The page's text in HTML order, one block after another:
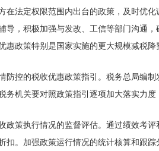
在法定权限范围内出台的政策，及时优
导，积极加强与发改、工信等部门沟通
惠政策特别是国家实施的更大规模减税
防控的税收优惠政策指引。 税务总局编
务机关要对照政策指引逐项加大落实力
政策执行情况的监督评估。 通过绩效考
。 加强政策运行情况的统计核算和跟